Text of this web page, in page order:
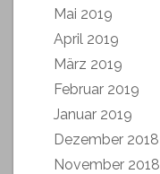
Mai 2019
April 2019
März 2019
Februar 2019
Januar 2019
Dezember 2018
November 2018